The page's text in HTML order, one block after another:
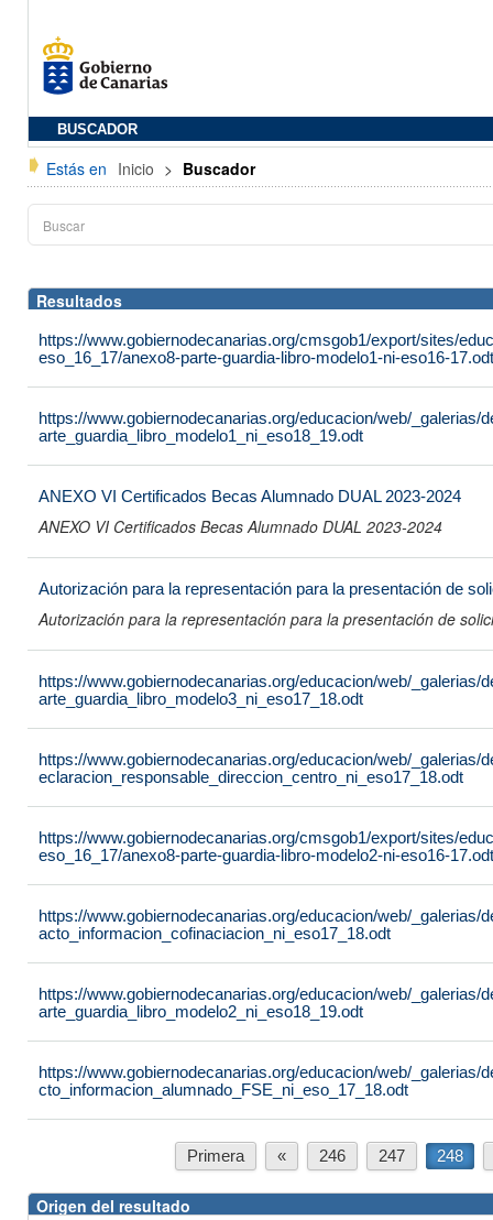
BUSCADOR
Estás en Inicio > Buscador
Resultados
https://www.gobiernodecanarias.org/cmsgob1/export/sites/
eso_16_17/anexo8-parte-guardia-libro-modelo1-ni-eso16-17.odt
https://www.gobiernodecanarias.org/educacion/web/_galerias/
arte_guardia_libro_modelo1_ni_eso18_19.odt
ANEXO VI Certificados Becas Alumnado DUAL 2023-2024
ANEXO VI Certificados Becas Alumnado DUAL 2023-2024
Autorización para la representación para la presentación de
Autorización para la representación para la presentación de
https://www.gobiernodecanarias.org/educacion/web/_galerias/
arte_guardia_libro_modelo3_ni_eso17_18.odt
https://www.gobiernodecanarias.org/educacion/web/_galerias/
eclaracion_responsable_direccion_centro_ni_eso17_18.odt
https://www.gobiernodecanarias.org/cmsgob1/export/sites/
eso_16_17/anexo8-parte-guardia-libro-modelo2-ni-eso16-17.odt
https://www.gobiernodecanarias.org/educacion/web/_galerias/
acto_informacion_cofinaciacion_ni_eso17_18.odt
https://www.gobiernodecanarias.org/educacion/web/_galerias/
arte_guardia_libro_modelo2_ni_eso18_19.odt
https://www.gobiernodecanarias.org/educacion/web/_galerias/
cto_informacion_alumnado_FSE_ni_eso_17_18.odt
Primera « 246 247 248
Origen del resultado